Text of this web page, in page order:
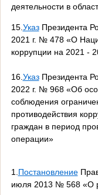
деятельности в
15.УказПрезидента
2021 г. № 478 «О
коррупции на 2021 -
16.УказПрезидента
2022 г. № 968 «Об
соблюдения
противодействия
граждан в период
операции»
1.Постановление
июля 2013 № 568 «О